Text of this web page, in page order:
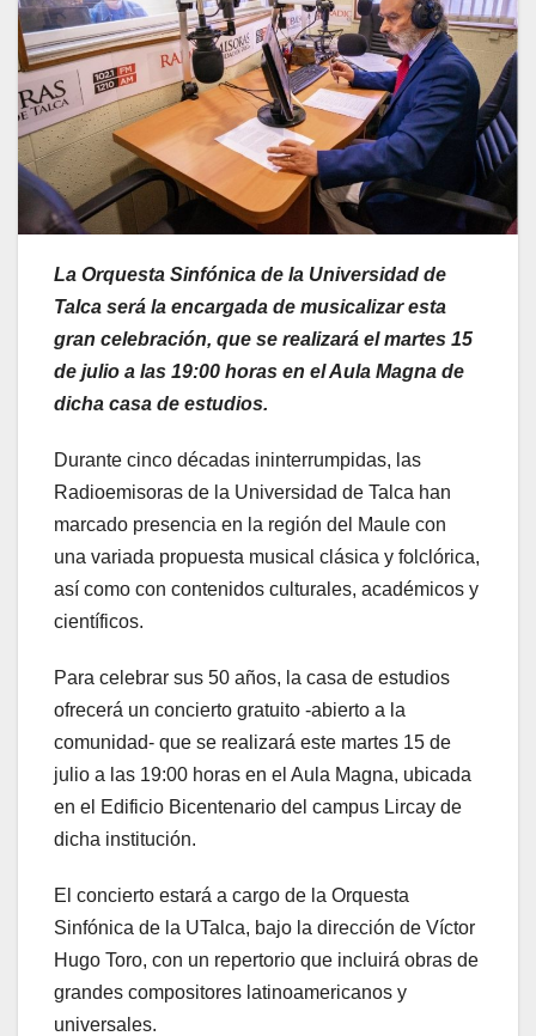
La Orquesta Sinfónica de la Universidad de
Talca será la encargada de musicalizar esta
gran celebración, que se realizará el martes 15
de julio a las 19:00 horas en el Aula Magna de
dicha casa de estudios.
Durante cinco décadas ininterrumpidas, las
Radioemisoras de la Universidad de Talca han
marcado presencia en la región del Maule con
una variada propuesta musical clásica y folclórica,
así como con contenidos culturales, académicos y
científicos.
Para celebrar sus 50 años, la casa de estudios
ofrecerá un concierto gratuito -abierto a la
comunidad- que se realizará este martes 15 de
julio a las 19:00 horas en el Aula Magna, ubicada
en el Edificio Bicentenario del campus Lircay de
dicha institución.
El concierto estará a cargo de la Orquesta
Sinfónica de la UTalca, bajo la dirección de Víctor
Hugo Toro, con un repertorio que incluirá obras de
grandes compositores latinoamericanos y
universales.